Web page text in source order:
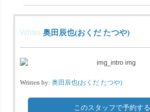
Writer奥田辰也(おくだ たつや)
Written by:奥田辰也(おくだ たつや)
このスタッフで予約する